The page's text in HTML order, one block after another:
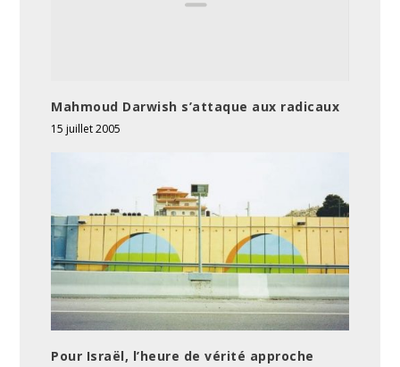
Mahmoud Darwish s’attaque aux radicaux
15 juillet 2005
Pour Israël, l’heure de vérité approche